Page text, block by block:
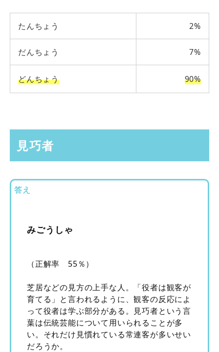
たんちょう 2%
だんちょう 7%
どんちょう 90%
見巧者
答え
みごうしゃ
（正解率 55％）
芝居などの見方の上手な人。「役者は観客が
育てる」と言われるように、観客の反応によ
って役者は学ぶ部分がある。見巧者という言
葉は伝統芸能について用いられることが多
い。それだけ見慣れている常連客が多いせい
だろうか。